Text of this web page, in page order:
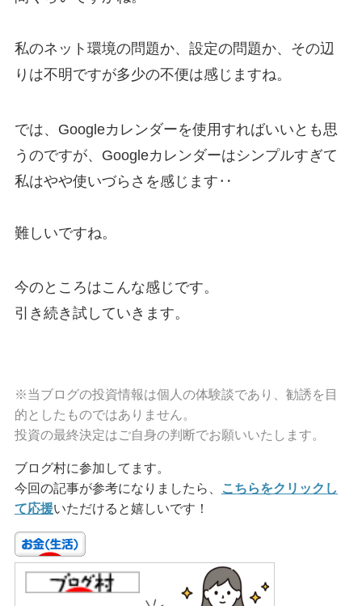
私のネット環境の問題か、設定の問題か、その辺
りは不明ですが多少の不便は感じますね。
では、Googleカレンダーを使用すればいいとも思
うのですが、Googleカレンダーはシンプルすぎて
私はやや使いづらさを感じます‥
難しいですね。
今のところはこんな感じです。
引き続き試していきます。
※当ブログの投資情報は個人の体験談であり、勧誘を目
的としたものではありません。
投資の最終決定はご自身の判断でお願いいたします。
ブログ村に参加してます。
今回の記事が参考になりましたら、
こちらをクリックし
て応援いただけると嬉しいです！